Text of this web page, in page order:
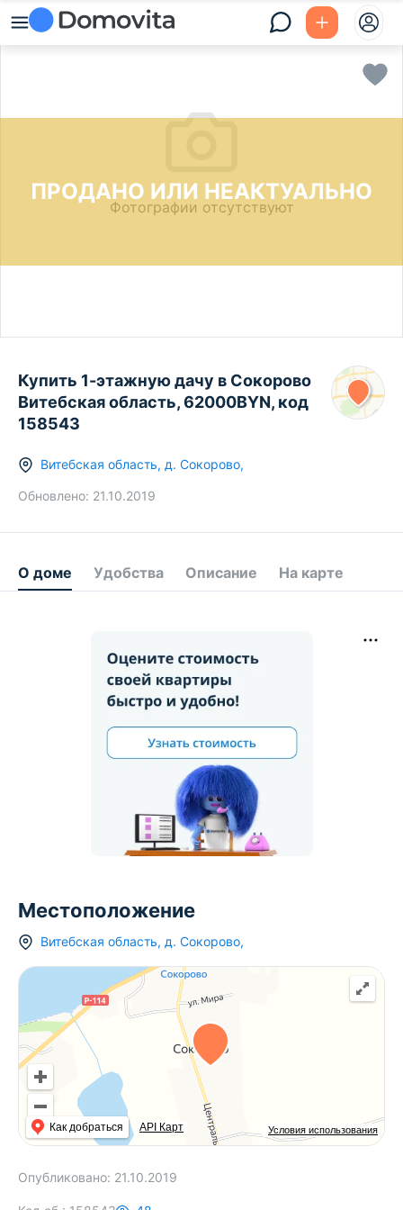
ПРОДАНО ИЛИ НЕАКТУАЛЬНО
Фотографии отсутствуют
Купить 1-этажную дачу в Сокорово
Витебская область, 62000BYN, код
158543
Витебская область, д. Сокорово,
Обновлено: 21.10.2019
О доме Удобства Описание На карте
Местоположение
Витебская область, д. Сокорово,
Условия использования
Как добраться API Карт
Опубликовано: 21.10.2019